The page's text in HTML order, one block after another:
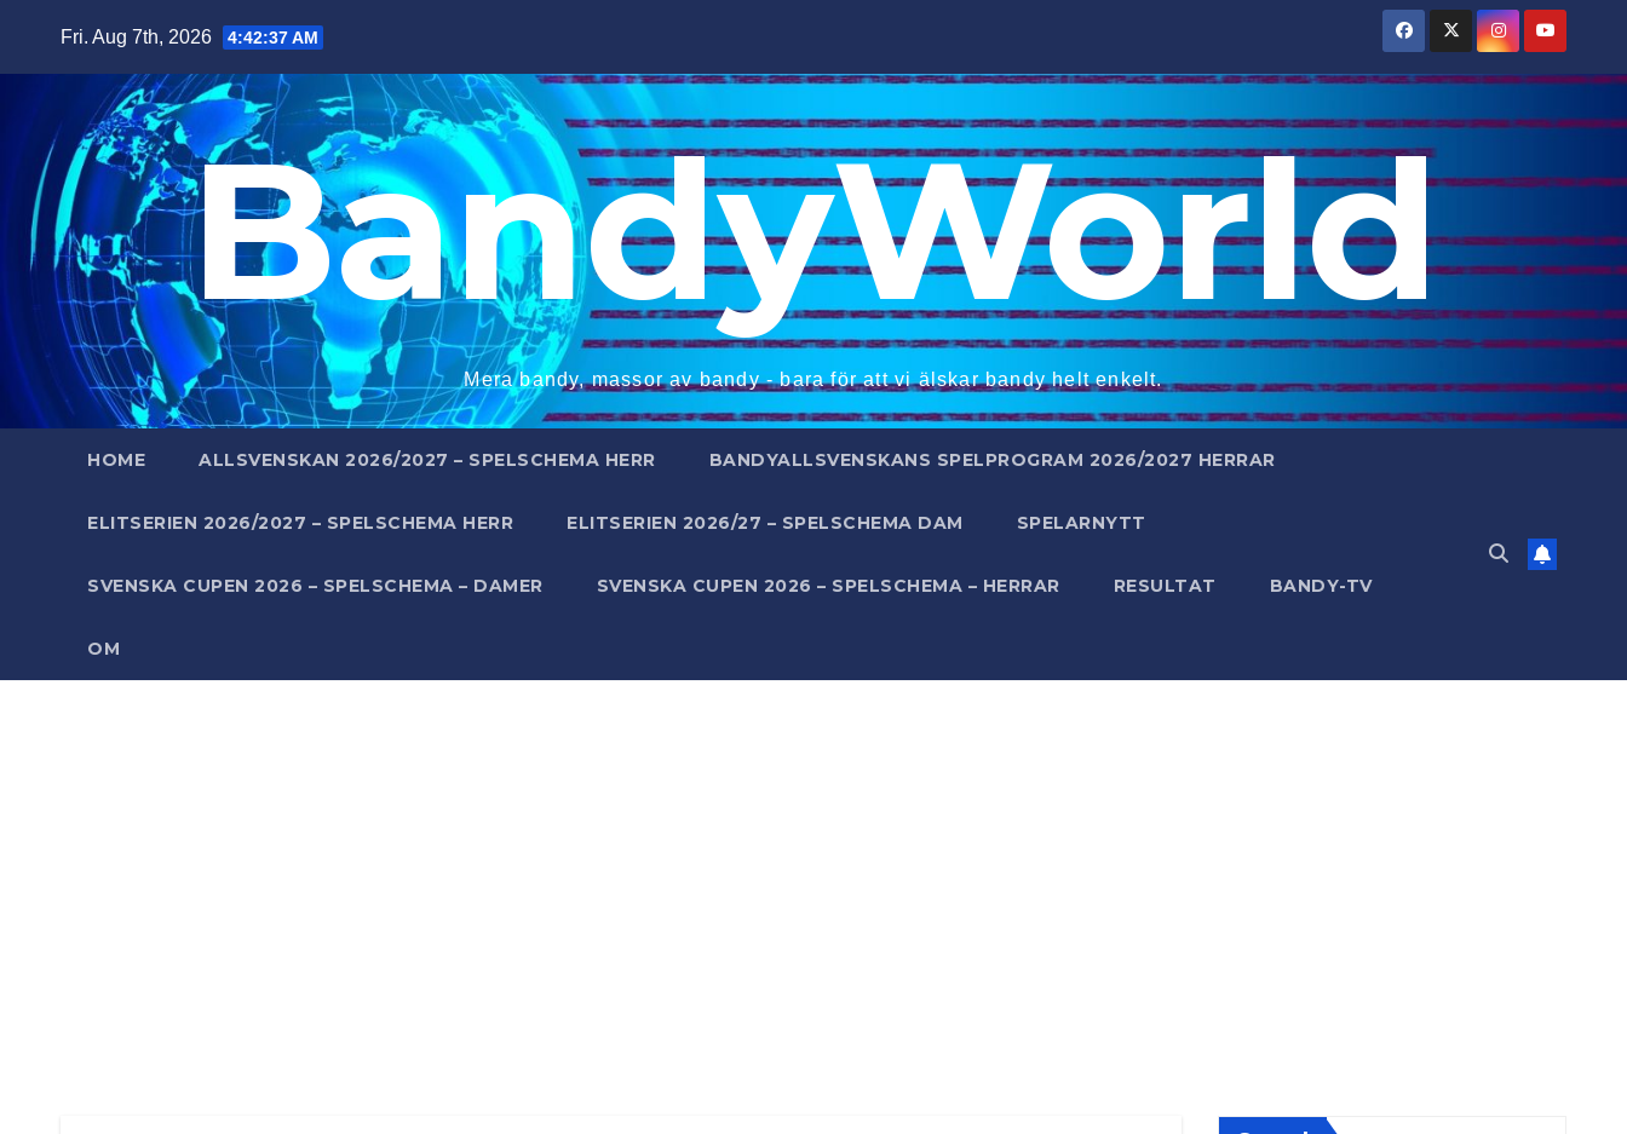
Fri. Aug 7th, 2026 4:42:38 AM
BandyWorld
Mera bandy, massor av bandy - bara för att vi älskar bandy helt enkelt.
HOME ALLSVENSKAN 2026/2027 – SPELSCHEMA HERR BANDYALLSVENSKANS SPELPROGRAM 2026/2027 HERRAR
ELITSERIEN 2026/2027 – SPELSCHEMA HERR ELITSERIEN 2026/27 – SPELSCHEMA DAM SPELARNYTT
SVENSKA CUPEN 2026 – SPELSCHEMA – DAMER SVENSKA CUPEN 2026 – SPELSCHEMA – HERRAR RESULTAT BANDY-TV
OM